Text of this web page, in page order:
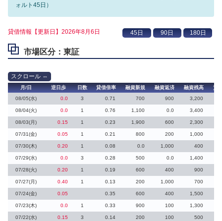
ォルト45日）
貸借情報【更新日】2026年8月6日
市場区分：東証
月/日 逆日歩 日数 貸借倍率 融資新規 融資返済 融資残高
貸
08/05(水)
0.0 3 0.71 700 900 3,200
08/04(火) 0.0 1 0.76 1,100 0.0 3,400
08/03(月) 0.15 1 0.23 1,900 600 2,300
07/31(金) 0.05 1 0.21 800 200 1,000
07/30(木) 0.20 1 0.08 0.0 1,000 400
07/29(水) 0.0 3 0.28 500 0.0 1,400
07/28(火) 0.20 1 0.19 600 400 900
07/27(月) 0.40 1 0.13 200 1,000 700
07/24(金) 0.05 0.35 600 400 1,500
07/23(木) 0.0 1 0.33 900 100 1,300
07/22(水) 0.15 3 0.14 200 100 500